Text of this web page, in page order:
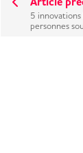
5
personnes